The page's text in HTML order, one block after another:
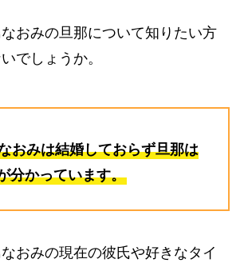
おみの旦那について知りたい方
でしょうか。
おみは結婚しておらず旦那は
分かっています。
おみの現在の彼氏や好きなタイ